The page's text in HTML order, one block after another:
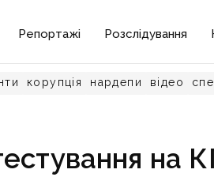
Репортажі Розслідування
корупція нардепи відео
на